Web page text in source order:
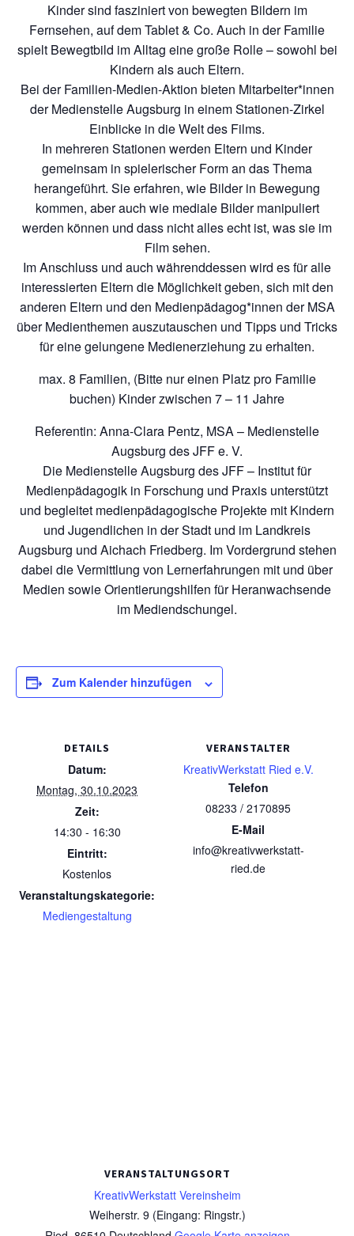
Kinder sind fasziniert von bewegten Bildern im
Fernsehen, auf dem Tablet & Co. Auch in der Familie
spielt Bewegtbild im Alltag eine große Rolle – sowohl bei
Kindern als auch Eltern.
Bei der Familien-Medien-Aktion bieten Mitarbeiter*innen
der Medienstelle Augsburg in einem Stationen-Zirkel
Einblicke in die Welt des Films.
In mehreren Stationen werden Eltern und Kinder
gemeinsam in spielerischer Form an das Thema
herangeführt. Sie erfahren, wie Bilder in Bewegung
kommen, aber auch wie mediale Bilder manipuliert
werden können und dass nicht alles echt ist, was sie im
Film sehen.
Im Anschluss und auch währenddessen wird es für alle
interessierten Eltern die Möglichkeit geben, sich mit den
anderen Eltern und den Medienpädagog*innen der MSA
über Medienthemen auszutauschen und Tipps und Tricks
für eine gelungene Medienerziehung zu erhalten.
max. 8 Familien, (Bitte nur einen Platz pro Familie
buchen) Kinder zwischen 7 – 11 Jahre
Referentin: Anna-Clara Pentz, MSA – Medienstelle
Augsburg des JFF e. V.
Die Medienstelle Augsburg des JFF – Institut für
Medienpädagogik in Forschung und Praxis unterstützt
und begleitet medienpädagogische Projekte mit Kindern
und Jugendlichen in der Stadt und im Landkreis
Augsburg und Aichach Friedberg. Im Vordergrund stehen
dabei die Vermittlung von Lernerfahrungen mit und über
Medien sowie Orientierungshilfen für Heranwachsende
im Mediendschungel.
Zum Kalender hinzufügen
DETAILS
Datum:
Montag, 30.10.2023
Zeit:
14:30 - 16:30
Eintritt:
Kostenlos
Veranstaltungskategorie:
Mediengestaltung
VERANSTALTER
KreativWerkstatt Ried e.V.
Telefon
08233 / 2170895
E-Mail
info@kreativwerkstatt-
ried.de
VERANSTALTUNGSORT
KreativWerkstatt Vereinsheim
Weiherstr. 9 (Eingang: Ringstr.)